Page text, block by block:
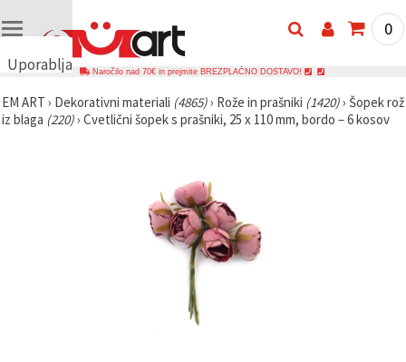
Uporabljamo
🍪
Uporabljamo
0
Naročilo nad 70€ in prejmite BREZPLAČNO DOSTAVO!
EM ART › Dekorativni materiali (4865)› Rože in prašniki (1420)› Šopek rož
iz blaga (220)› Cvetlični šopek s prašniki, 25 x 110 mm, bordo – 6 kosov